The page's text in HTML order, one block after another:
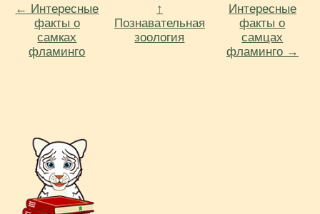
← Интересные
факты о
самках
фламинго
↑
Познавательная
зоология
Интересные
факты о
самцах
фламинго →